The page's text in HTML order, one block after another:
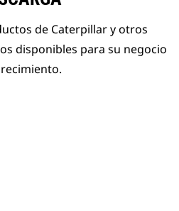
de Caterpillar y otros
disponibles para su negocio